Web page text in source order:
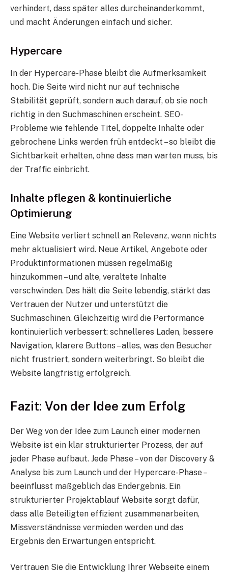
verhindert, dass später alles durcheinanderkommt,
und macht Änderungen einfach und sicher.
Hypercare
In der Hypercare-Phase bleibt die Aufmerksamkeit
hoch. Die Seite wird nicht nur auf technische
Stabilität geprüft, sondern auch darauf, ob sie noch
richtig in den Suchmaschinen erscheint. SEO-
Probleme wie fehlende Titel, doppelte Inhalte oder
gebrochene Links werden früh entdeckt – so bleibt die
Sichtbarkeit erhalten, ohne dass man warten muss, bis
der Traffic einbricht.
Inhalte pflegen & kontinuierliche
Optimierung
Eine Website verliert schnell an Relevanz, wenn nichts
mehr aktualisiert wird. Neue Artikel, Angebote oder
Produktinformationen müssen regelmäßig
hinzukommen – und alte, veraltete Inhalte
verschwinden. Das hält die Seite lebendig, stärkt das
Vertrauen der Nutzer und unterstützt die
Suchmaschinen. Gleichzeitig wird die Performance
kontinuierlich verbessert: schnelleres Laden, bessere
Navigation, klarere Buttons – alles, was den Besucher
nicht frustriert, sondern weiterbringt. So bleibt die
Website langfristig erfolgreich.
Fazit: Von der Idee zum Erfolg
Der Weg von der Idee zum Launch einer modernen
Website ist ein klar strukturierter Prozess, der auf
jeder Phase aufbaut. Jede Phase – von der Discovery &
Analyse bis zum Launch und der Hypercare-Phase –
beeinflusst maßgeblich das Endergebnis. Ein
strukturierter Projektablauf Website sorgt dafür,
dass alle Beteiligten effizient zusammenarbeiten,
Missverständnisse vermieden werden und das
Ergebnis den Erwartungen entspricht.
Vertrauen Sie die Entwicklung Ihrer Webseite einem